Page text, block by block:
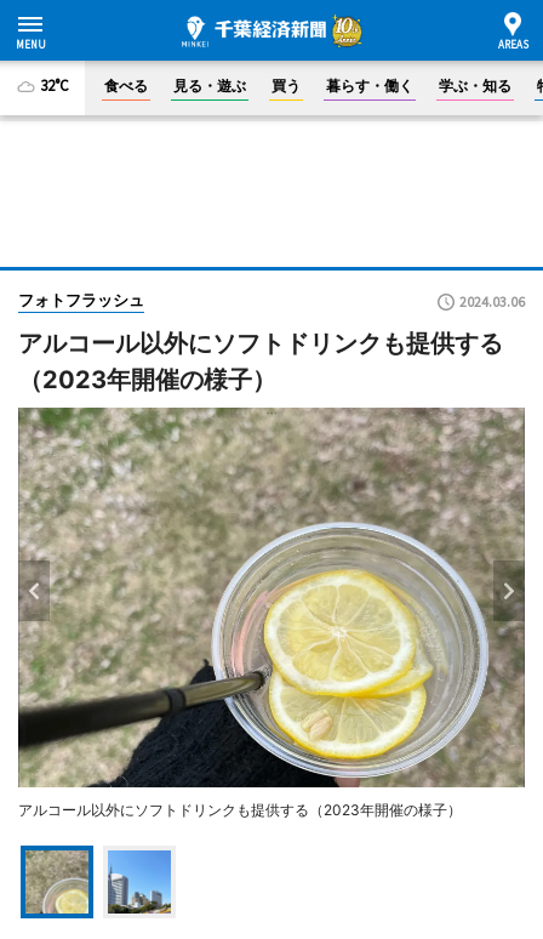
32°C 食べる 見る・遊ぶ 買う 暮らす・働く 学ぶ・知る
フォトフラッシュ 2024.03.06
アルコール以外にソフトドリンクも提供する
（2023年開催の様子）
アルコール以外にソフトドリンクも提供する（2023年開催の様子）